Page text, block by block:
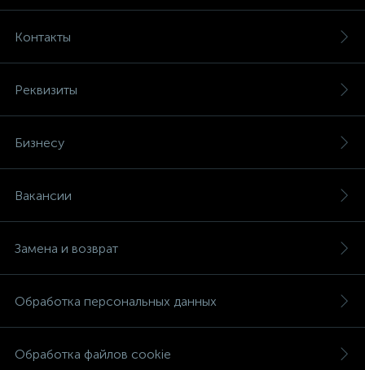
Контакты
Реквизиты
Бизнесу
Вакансии
Замена и возврат
Обработка персональных данных
Обработка файлов cookie